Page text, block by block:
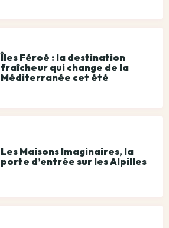
Îles Féroé : la destination
fraîcheur qui change de la
Méditerranée cet été
Les Maisons Imaginaires, la
porte d’entrée sur les Alpilles